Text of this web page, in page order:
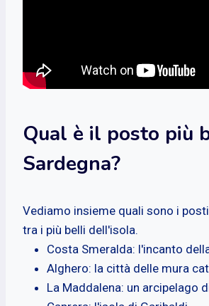
Qual è il posto più
Sardegna?
Vediamo insieme quali sono i
tra i più belli dell'isola.
Costa Smeralda: l'incanto
Alghero: la città delle mura
La Maddalena: un arcipelago